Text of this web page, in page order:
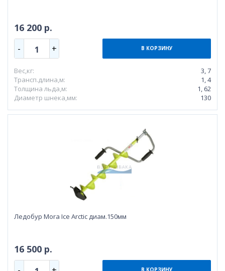
16 200 р.
- 1 + В КОРЗИНУ
Вес,кг:
3, 7
Трансп.длина,м:
1, 4
Толщина льда,м:
1, 62
Диаметр шнека,мм:
130
Ледобур Mora Ice Arctic диам.150мм
16 500 р.